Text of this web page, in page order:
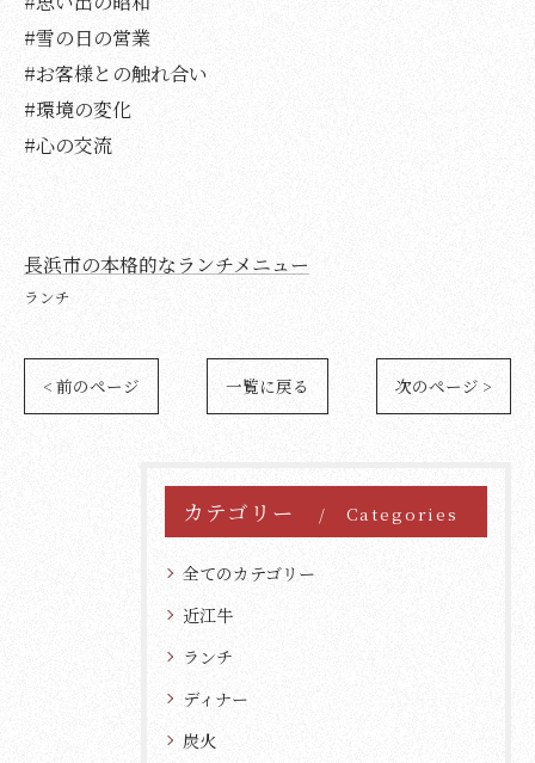
#雪の日の営業
#お客様との触れ合い
#環境の変化
#心の交流
長浜市の本格的なランチメニュー
ランチ
< 前のページ 一覧に戻る 次のページ >
カテゴリー Categories
全てのカテゴリー
近江牛
ランチ
ディナー
炭火